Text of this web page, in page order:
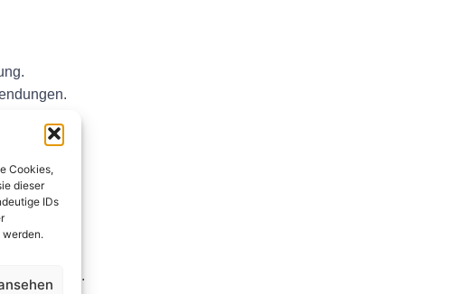
Cookies,
dieser
IDs
Verhältnis.